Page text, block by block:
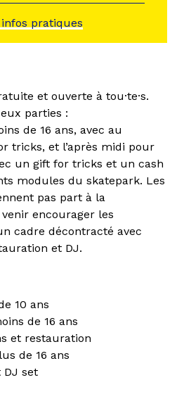
pratiques
et ouverte à tou·te·s.
parties :
de 16 ans, avec au
tricks, et l’après midi pour
un gift for tricks et un cash
modules du skatepark. Les
pas part à la
encourager les
cadre décontracté avec
et DJ.
10 ans
de 16 ans
et restauration
de 16 ans
DJ set